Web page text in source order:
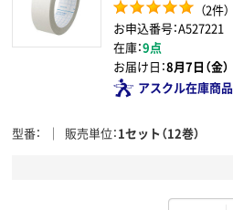
（2件）
お申込番号：A527221
在庫：9点
お届け日：8月7日（金）
アスクル在庫商品
型番 販売単位 1セット（12巻）